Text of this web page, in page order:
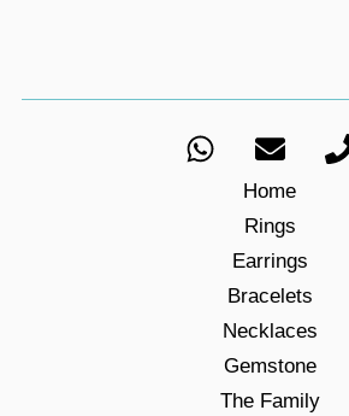
Home
Rings
Earrings
Bracelets
Necklaces
Gemstone
The Family